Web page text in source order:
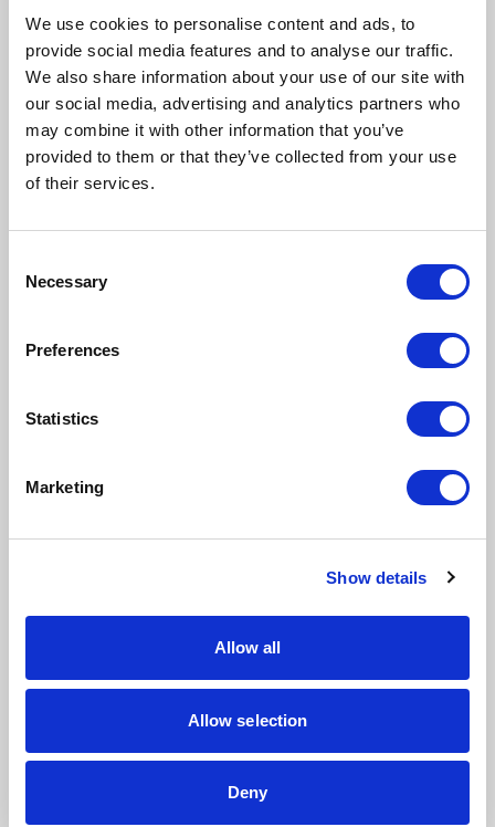
We use cookies to personalise content and ads, to
provide social media features and to analyse our traffic.
We also share information about your use of our site with
our social media, advertising and analytics partners who
may combine it with other information that you’ve
provided to them or that they’ve collected from your use
of their services.
Selection
Necessary
Preferences
Statistics
Marketing
Show details
Allow all
Allow selection
Deny
procesów firma chce uruchomić w pierwszej fazie.
Monitor ERP
Systems
Rozwiązanie, które często trafia do firm
produkcyjnych. Dla wielu organizacji jest atrakcyjne,
bo potrafi szybko uporządkować obszary związane z
niestandardowych procesach i rozbudowanych
ABAS
ma większą złożoność planowania, technologii i
wymagań operacyjnych. Tu istotna jest dobra
obszarem, w którym błędny zakres szybko generuje
koszty.
Rozwiązanie często pojawiające się w firmach
planowanie i kontrola realizacji. Jest to świetna
szukaja ERP dla produkcji. W praktyce koszt
RamBase
System wybierany tam, gdzie potrzebna jest duża
Wdrożenia potrafią być wymagające w
organizacjach, które mają dużo wyjątków i
niestandardowych ścieżek, bo wtedy projekt